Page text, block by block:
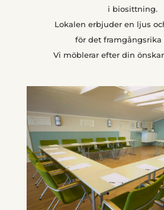
i biosittning.
Lokalen erbjuder en ljus
för det framgångsrika
Vi möblerar efter din